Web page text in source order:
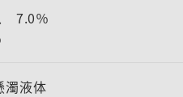
7.0％
濁液体